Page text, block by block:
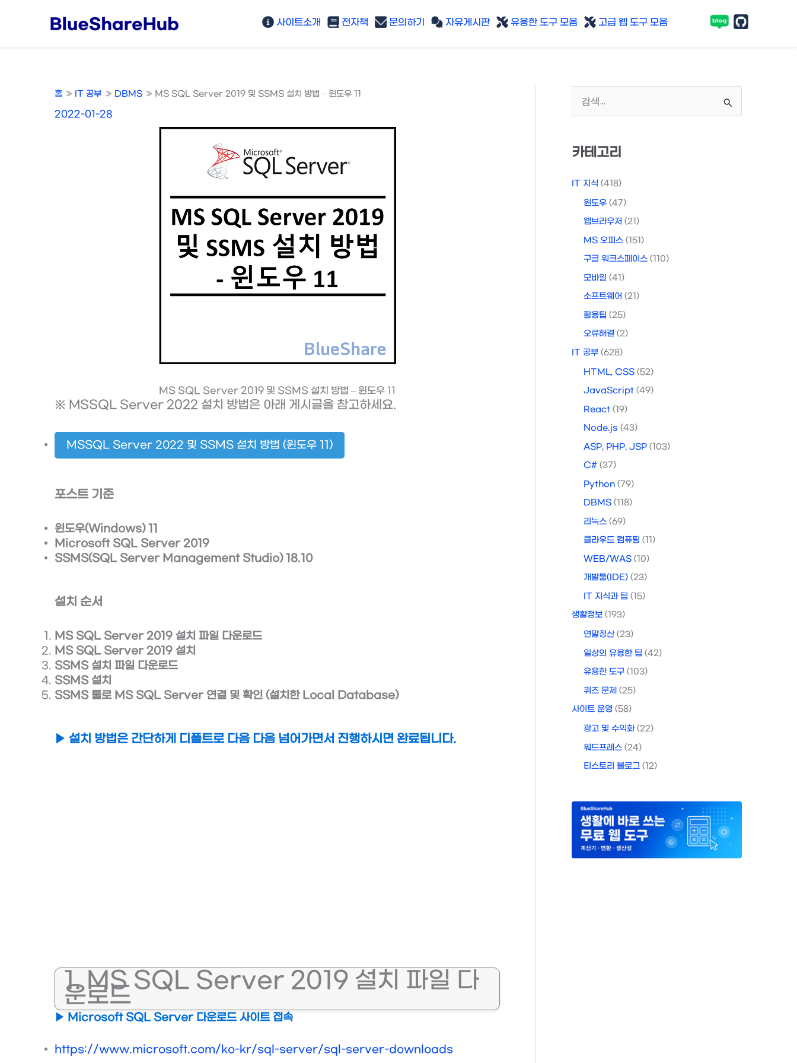
사이트소개 전자책 문의하기 자유게시판 유용한 도구 모음 고급 웹 도구 모음
홈 IT 공부 DBMS MS SQL Server 2019 및 SSMS 설치 방법 – 윈도우 11
2022-01-28
MS SQL Server 2019 및 SSMS 설치 방법 – 윈도우 11
※ MSSQL Server 2022 설치 방법은 아래 게시글을 참고하세요.
MSSQL Server 2022 및 SSMS 설치 방법 (윈도우 11)
포스트 기준
윈도우(Windows) 11
Microsoft SQL Server 2019
SSMS(SQL Server Management Studio) 18.10
설치 순서
MS SQL Server 2019 설치 파일 다운로드
MS SQL Server 2019 설치
SSMS 설치 파일 다운로드
SSMS 설치
SSMS 툴로 MS SQL Server 연결 및 확인 (설치한 Local Database)
▶ 설치 방법은 간단하게 디폴트로 다음 다음 넘어가면서 진행하시면 완료됩니다.
1. MS SQL Server 2019 설치 파일 다
운로드
▶ Microsoft SQL Server 다운로드 사이트 접속
https://www.microsoft.com/ko-kr/sql-server/sql-server-downloads
색
상
카테고리
IT 지식 (418)
윈도우 (47)
웹브라우저 (21)
MS 오피스 (151)
구글 워크스페이스 (110)
모바일 (41)
소프트웨어 (21)
활용팁 (25)
오류해결 (2)
IT 공부 (628)
HTML, CSS (52)
JavaScript (49)
React (19)
Node.js (43)
ASP, PHP, JSP (103)
C# (37)
Python (79)
DBMS (118)
리눅스 (69)
클라우드 컴퓨팅 (11)
WEB/WAS (10)
개발툴(IDE) (23)
IT 지식과 팁 (15)
생활정보 (193)
연말정산(23)
일상의 유용한 팁 (42)
유용한 도구 (103)
퀴즈 문제 (25)
사이트 운영 (58)
광고 및 수익화(22)
워드프레스 (24)
티스토리 블로그 (12)